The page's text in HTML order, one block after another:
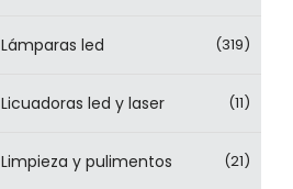
Lámparas led (319)
Licuadoras led y laser (11)
Limpieza y pulimentos (21)